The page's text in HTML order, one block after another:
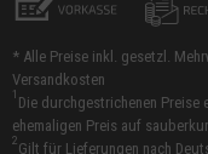
* Alle Preise inkl. gesetzl.
Versandkosten
1 Die durchgestrichenen Preise
ehemaligen Preis auf
2Gilt für Lieferungen nach